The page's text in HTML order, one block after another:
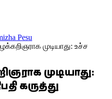
முடியாது: உச்ச
முடியாது:
கருத்து